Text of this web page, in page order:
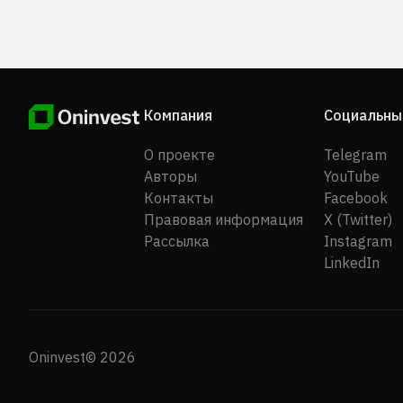
Компания
О проекте
Авторы
Контакты
Правовая информация
Рассылка
Telegram
YouTube
Facebook
X (Twitter)
Instagram
LinkedIn
Oninvest© 2026